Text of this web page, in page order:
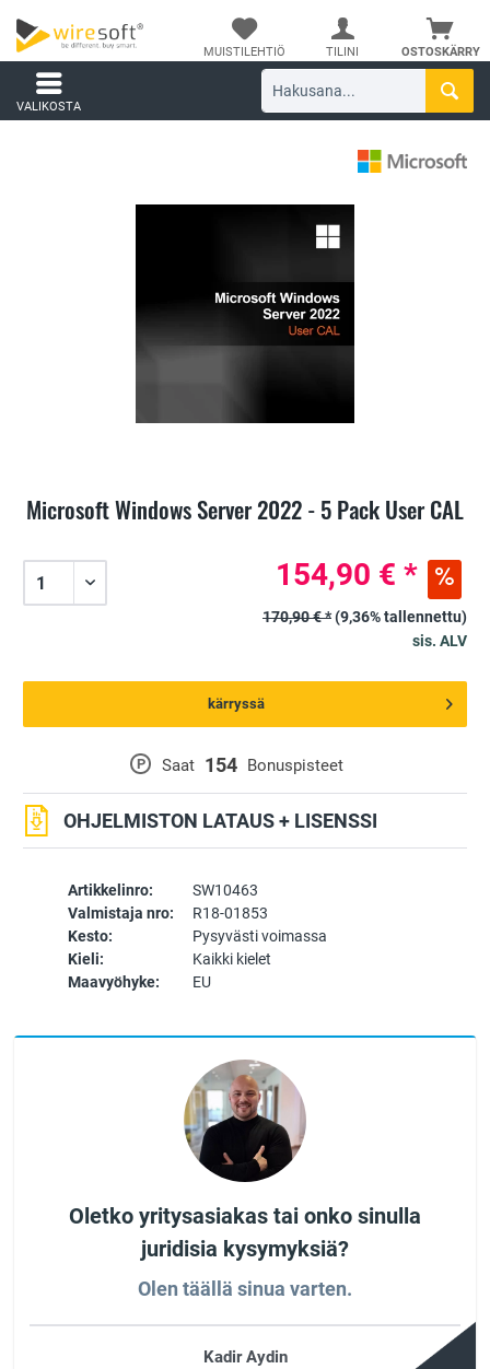
OSTOSKÄRRY
MUISTILEHTIÖ TILINI
VALIKOSTA
Microsoft Windows Server 2022 - 5 Pack User CAL
Artikkelinro:
SW10463
Valmistaja nro:
R18-01853
Kesto:
Pysyvästi voimassa
Kieli:
Kaikki kielet
Maavyöhyke:
EU
P Saat 154 Bonuspisteet
OHJELMISTON LATAUS + LISENSSI
154,90 € *
170,90 € *(9,36% tallennettu)
sis. ALV
kärryssä
Oletko yritysasiakas tai onko sinulla
juridisia kysymyksiä?
Olen täällä sinua varten.
Kadir Aydin